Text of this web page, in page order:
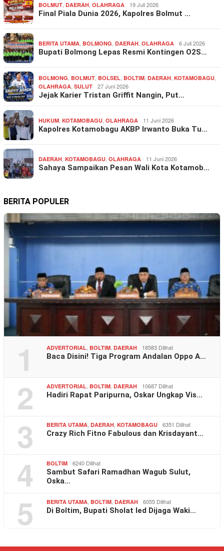
BOLMUT DAERAH OLAHRAGA 19 Juli 2026
Final Piala Dunia 2026, Kapolres Bolmut …
BERITA UTAMA BOLMONG DAERAH OLAHRAGA 6 Juli 2026
Bupati Bolmong Lepas Resmi Kontingen O2S…
BOLMONG BOLMUT BOLSEL BOLTIM DAERAH KOTAMOBAGU
OLAHRAGA SULUT 27 Juni 2026
Jejak Karier Tristan Griffit Nangin, Put…
HUKUM KOTAMOBAGU OLAHRAGA 11 Juni 2026
Kapolres Kotamobagu AKBP Irwanto Buka Tu…
DAERAH KOTAMOBAGU OLAHRAGA 11 Juni 2026
Sahaya Sampaikan Pesan Wali Kota Kotamob…
BERITA POPULER
1 ADVERTORIAL BOLTIM DAERAH 18583 Dilihat
Baca Disini! Tiga Program Andalan Oppo A…
2 ADVERTORIAL BOLTIM DAERAH 10687 Dilihat
Hadiri Rapat Paripurna, Oskar Ungkap Vis…
3 BERITA UTAMA DAERAH KOTAMOBAGU 6351 Dilihat
Crazy Rich Fitno Fabulous dan Krisdayant…
4 BOLTIM 6240 Dilihat
Sambut Safari Ramadhan Wagub Sulut,
Oska…
5 BERITA UTAMA BOLTIM DAERAH 6055 Dilihat
Di Boltim, Bupati Sholat Ied Dijaga Waki…